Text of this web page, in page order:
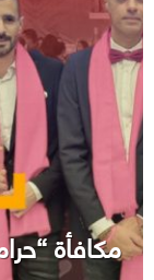
مكافأة